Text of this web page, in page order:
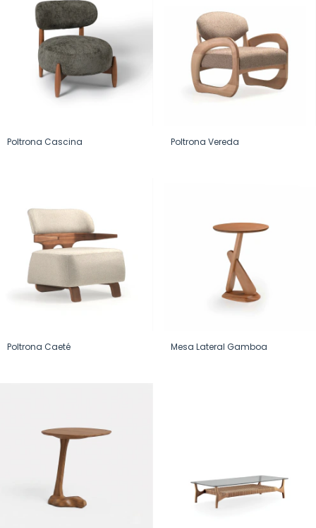
Poltrona Cascina Poltrona Vereda
Poltrona Caeté Mesa Lateral Gamboa